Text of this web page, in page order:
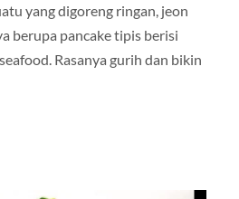
yang digoreng ringan, jeon
berupa pancake tipis berisi
Rasanya gurih dan bikin